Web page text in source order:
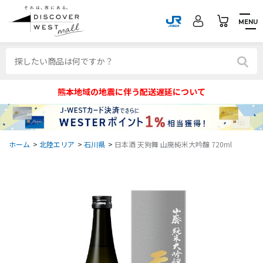
MENU
熊本地域の地震に伴う配送遅延について
ホーム > 北陸エリア > 石川県 > 日本酒 天狗舞 山廃純米大吟醸 720ml